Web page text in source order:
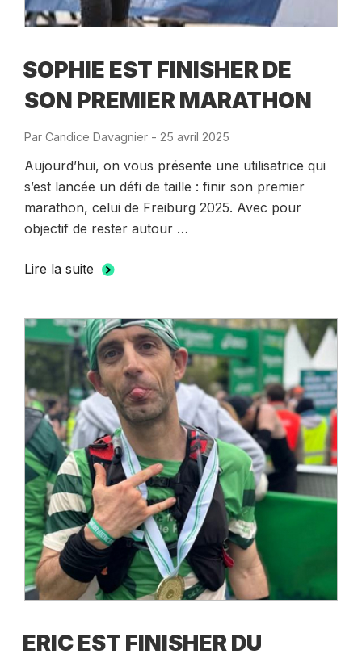
SOPHIE EST FINISHER DE
SON PREMIER MARATHON
Par Candice Davagnier - Publié
25 avril 2025
Aujourd’hui, on vous présente une utilisatrice qui
s’est lancée un défi de taille : finir son premier
marathon, celui de Freiburg 2025. Avec pour
objectif de rester autour …
Lire la suite
ERIC EST FINISHER DU